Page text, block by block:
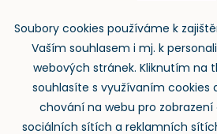
Zpětný odběr
Soubory cookies používáme k
Vaším souhlasem i mj. k
webových stránek. Kliknutím na
souhlasíte s využívaním cookies
chování na webu pro
sociálních sítích a reklamních